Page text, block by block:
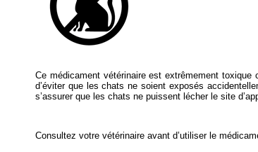
Ce médicament vétérinaire est extrêmement
d’éviter que les chats ne soient exposés
s’assurer que les chats ne puissent lécher le site
Consultez votre vétérinaire avant d’utiliser le